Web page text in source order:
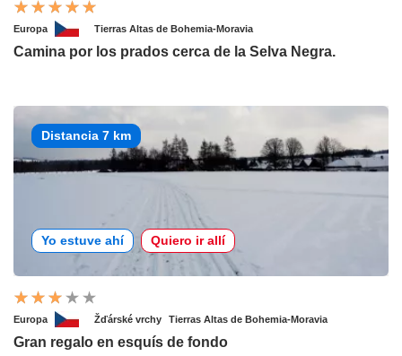
Europa Tierras Altas de Bohemia-Moravia
Camina por los prados cerca de la Selva Negra.
Distancia 7 km
Yo estuve ahí Quiero ir allí
Europa Žďárské vrchy Tierras Altas de Bohemia-Moravia
Gran regalo en esquís de fondo